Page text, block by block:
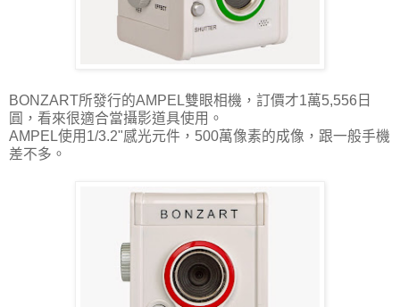
BONZART所發行的AMPEL雙眼相機，訂價才1萬5,556日
圓，看來很適合當攝影道具使用。
AMPEL使用1/3.2"感光元件，500萬像素的成像，跟一般手機
差不多。